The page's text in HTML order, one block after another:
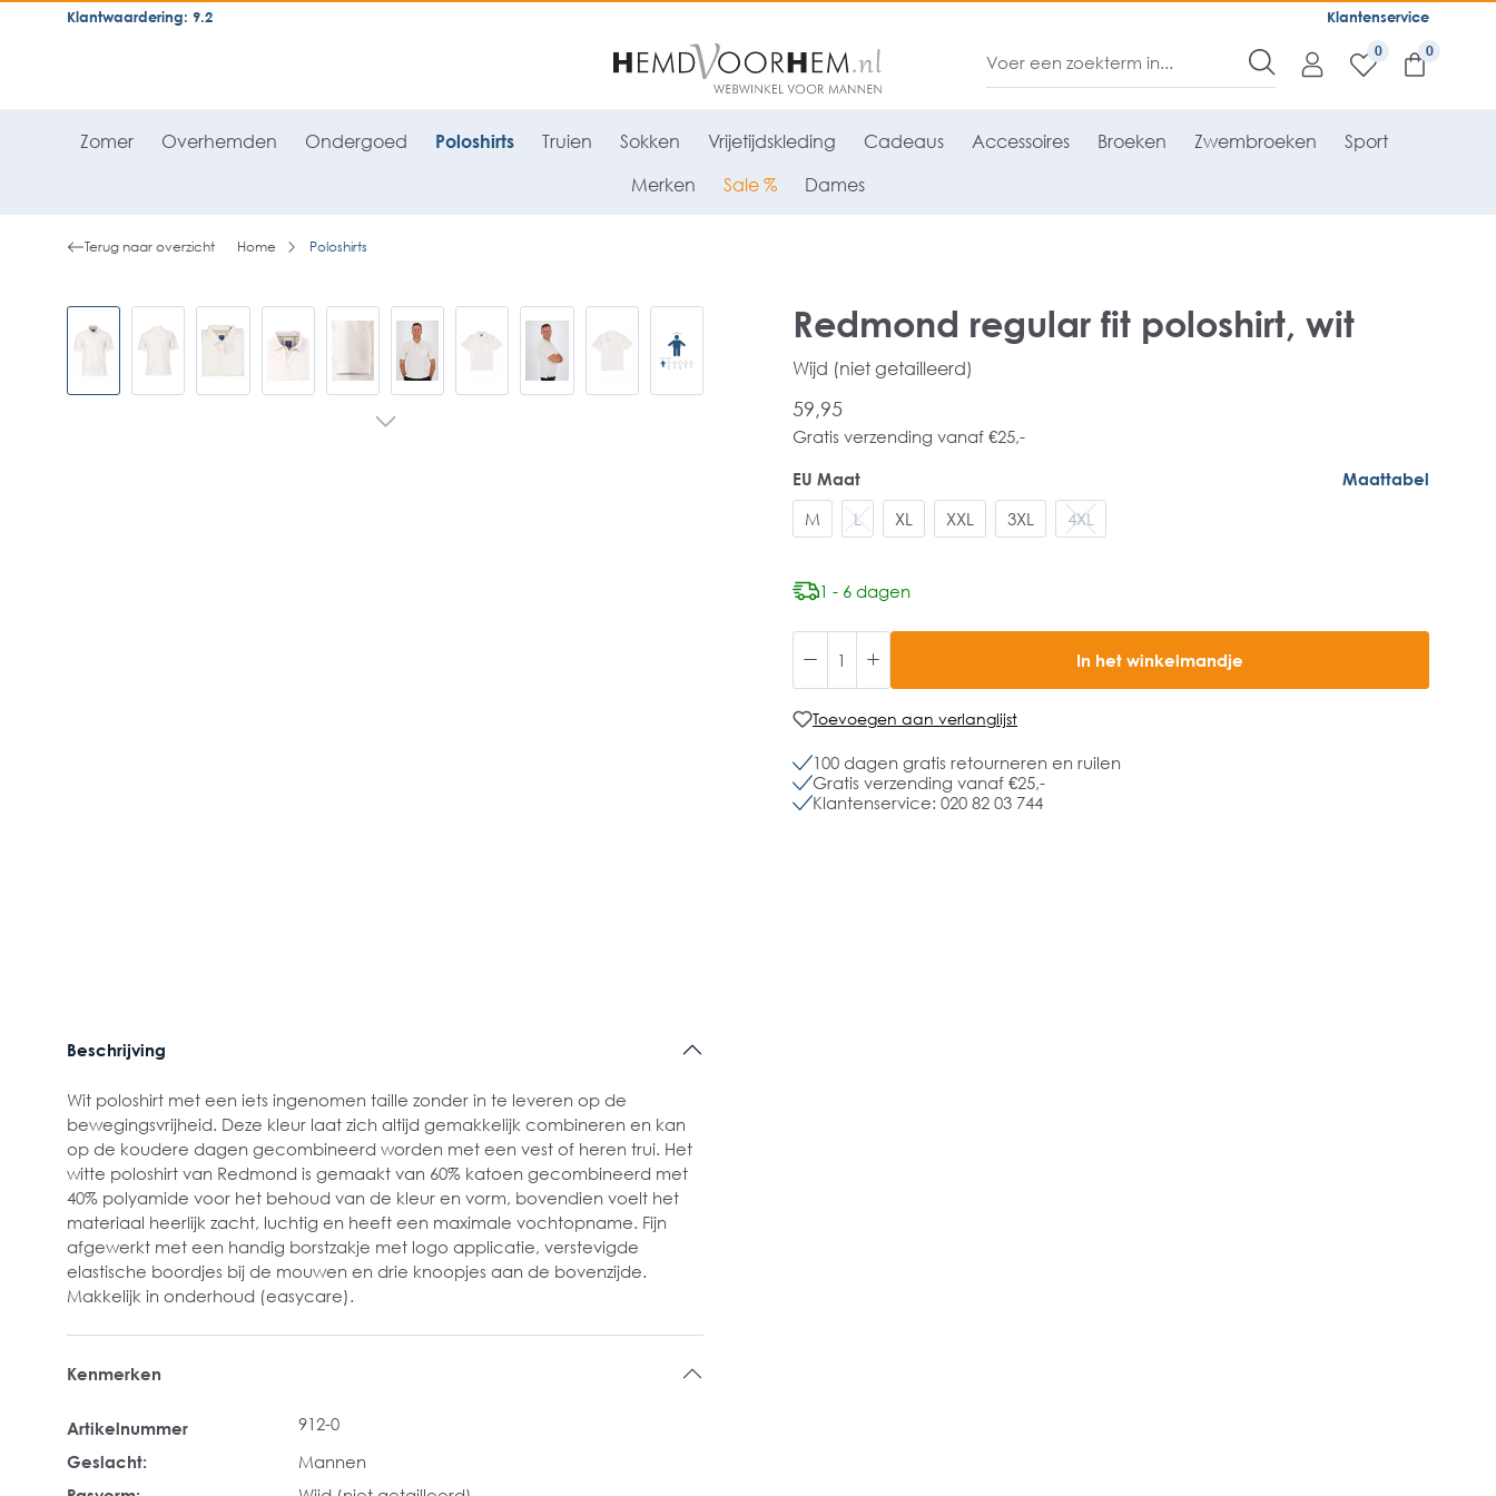
general.skipToNavigation Klantenservice
Klantwaardering: 9.2
0
Zomer Overhemden Ondergoed Poloshirts Truien Sokken Vrijetijdskleding Cadeaus Accessoires Broeken Zwembroeken Sport
Merken Sale % Dames
Terug naar overzicht Home Poloshirts
Redmond regular fit poloshirt, wit
Wijd (niet getailleerd)
59,95
Gratis verzending vanaf €25,-
EU Maat
Maattabel
M
L XL XXL 3XL 4XL
1 - 6 dagen
In het winkelmandje
Toevoegen aan verlanglijst
100 dagen gratis retourneren en ruilen
Gratis verzending vanaf €25,-
Klantenservice: 020 82 03 744
Beschrijving
Wit poloshirt met een iets ingenomen taille zonder in te leveren op de
bewegingsvrijheid. Deze kleur laat zich altijd gemakkelijk combineren en kan
op de koudere dagen gecombineerd worden met een vest of heren trui. Het
witte poloshirt van Redmond is gemaakt van 60% katoen gecombineerd met
40% polyamide voor het behoud van de kleur en vorm, bovendien voelt het
materiaal heerlijk zacht, luchtig en heeft een maximale vochtopname. Fijn
afgewerkt met een handig borstzakje met logo applicatie, verstevigde
elastische boordjes bij de mouwen en drie knoopjes aan de bovenzijde.
Makkelijk in onderhoud (easycare).
Kenmerken
Artikelnummer
912-0
Geslacht:
Mannen